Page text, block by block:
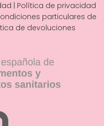
Política de privacidad
particulares de
de devoluciones